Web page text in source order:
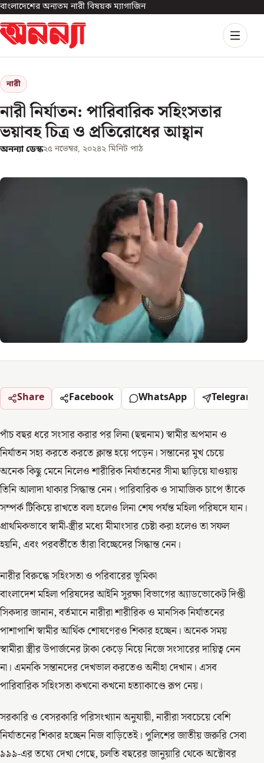
বাংলাদেশের অন্যতম নারী বিষয়ক ম্যাগাজিন
নারী
নারী নির্যাতন: পারিবারিক সহিংসতার
ভয়াবহ চিত্র ও প্রতিরোধের আহ্বান
অনন্যা ডেস্ক২৫ নভেম্বর, ২০২৪২ মিনিট পাঠ
Share Facebook WhatsApp Telegram
পাঁচ বছর ধরে সংসার করার পর লিনা (ছদ্মনাম) স্বামীর অপমান ও
নির্যাতন সহ্য করতে করতে ক্লান্ত হয়ে পড়েন। সন্তানের মুখ চেয়ে
অনেক কিছু মেনে নিলেও শারীরিক নির্যাতনের সীমা ছাড়িয়ে যাওয়ায়
তিনি আলাদা থাকার সিদ্ধান্ত নেন। পারিবারিক ও সামাজিক চাপে তাঁকে
সম্পর্ক টিকিয়ে রাখতে বলা হলেও লিনা শেষ পর্যন্ত মহিলা পরিষদে যান।
প্রাথমিকভাবে স্বামী-স্ত্রীর মধ্যে মীমাংসার চেষ্টা করা হলেও তা সফল
হয়নি, এবং পরবর্তীতে তাঁরা বিচ্ছেদের সিদ্ধান্ত নেন।
নারীর বিরুদ্ধে সহিংসতা ও পরিবারের ভূমিকা
বাংলাদেশ মহিলা পরিষদের আইনি সুরক্ষা বিভাগের অ্যাডভোকেট দিপ্তী
সিকদার জানান, বর্তমানে নারীরা শারীরিক ও মানসিক নির্যাতনের
পাশাপাশি স্বামীর আর্থিক শোষণেরও শিকার হচ্ছেন। অনেক সময়
স্বামীরা স্ত্রীর উপার্জনের টাকা কেড়ে নিয়ে নিজে সংসারের দায়িত্ব নেন
না। এমনকি সন্তানদের দেখভাল করতেও অনীহা দেখান। এসব
পারিবারিক সহিংসতা কখনো কখনো হত্যাকাণ্ডে রূপ নেয়।
সরকারি ও বেসরকারি পরিসংখ্যান অনুযায়ী, নারীরা সবচেয়ে বেশি
নির্যাতনের শিকার হচ্ছেন নিজ বাড়িতেই। পুলিশের জাতীয় জরুরি সেবা
৯৯৯-এর তথ্যে দেখা গেছে, চলতি বছরের জানুয়ারি থেকে অক্টোবর